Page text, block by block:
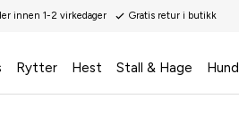
innen 1-2 virkedager Gratis retur i butikk
Rytter Hest Stall & Hage Hund